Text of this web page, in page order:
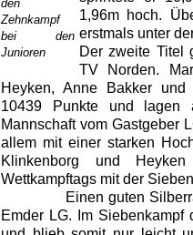
den
Zehnkampf
bei den
Junioren
1,96m hoch.
erstmals unter
Der zweite Titel
TV Norden.
Heyken, Anne Bakker und
10439 Punkte und
Mannschaft vom Gastgeber
allem mit einer starken
Klinkenborg und
Wettkampftags mit der
Einen guten Silberrang
Emder LG. Im